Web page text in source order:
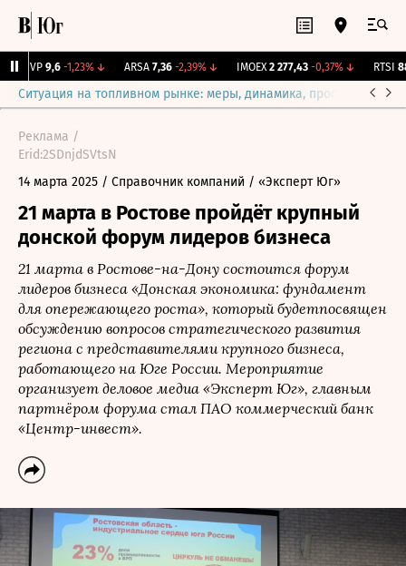
BISVP 9,6 -1,23%↓ ARSA 7,36 -2,39%↓ IMOEX 2 277,43 -0,37%↓ RTSI
Ситуация на топливном рынке: меры, динамика, прогнозы
Реклама /
Erid:2SDnjdSVtsN
14 марта 2025 / Справочник компаний / «Эксперт Юг»
21 марта в Ростове пройдёт крупный
донской форум лидеров бизнеса
21 марта в Ростове-на-Дону состоится форум
лидеров бизнеса «Донская экономика: фундамент
для опережающего роста», который будетпосвящен
обсуждению вопросов стратегического развития
региона с представителями крупного бизнеса,
работающего на Юге России. Мероприятие
организует деловое медиа «Эксперт Юг», главным
партнёром форума стал ПАО коммерческий банк
«Центр-инвест».